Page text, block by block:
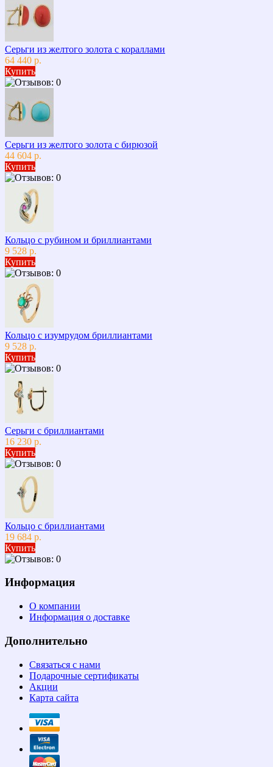
Серьги из желтого золота с кораллами
64 440 р.
Купить
Серьги из желтого золота с бирюзой
44 604 р.
Купить
Кольцо с рубином и бриллиантами
9 528 р.
Купить
Кольцо с изумрудом бриллиантами
9 528 р.
Купить
Серьги с бриллиантами
16 230 р.
Купить
Кольцо с бриллиантами
19 684 р.
Купить
Информация
О компании
Информация о доставке
Дополнительно
Связаться с нами
Подарочные сертификаты
Акции
Карта сайта